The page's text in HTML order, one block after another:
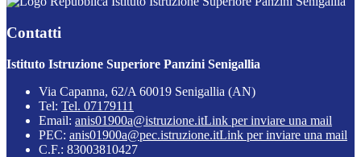
Contatti
Istituto Istruzione Superiore Panzini Senigallia
Via Capanna, 62/A 60019 Senigallia (AN)
Tel: Tel. 07179111
Email: anis01900a@istruzione.itLink per inviare una mail
PEC: anis01900a@pec.istruzione.itLink per inviare una mail
C.F.: 83003810427